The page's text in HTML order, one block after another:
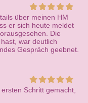
über meinen HM
er sich heute meldet
Die
war deutlich
Gespräch geebnet.
Schritt gemacht,